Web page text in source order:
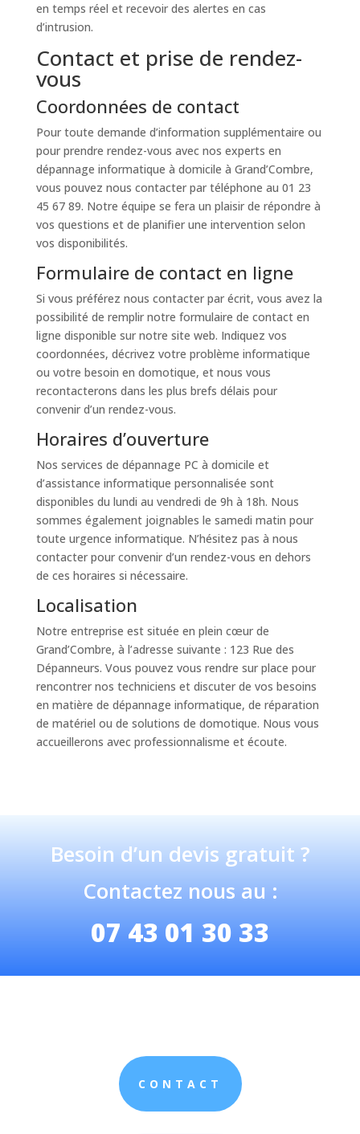
en temps réel et recevoir des alertes en cas
d’intrusion.
Contact et prise de rendez-
vous
Coordonnées de contact
Pour toute demande d’information supplémentaire ou
pour prendre rendez-vous avec nos experts en
dépannage informatique à domicile à Grand’Combre,
vous pouvez nous contacter par téléphone au 01 23
45 67 89. Notre équipe se fera un plaisir de répondre à
vos questions et de planifier une intervention selon
vos disponibilités.
Formulaire de contact en ligne
Si vous préférez nous contacter par écrit, vous avez la
possibilité de remplir notre formulaire de contact en
ligne disponible sur notre site web. Indiquez vos
coordonnées, décrivez votre problème informatique
ou votre besoin en domotique, et nous vous
recontacterons dans les plus brefs délais pour
convenir d’un rendez-vous.
Horaires d’ouverture
Nos services de dépannage PC à domicile et
d’assistance informatique personnalisée sont
disponibles du lundi au vendredi de 9h à 18h. Nous
sommes également joignables le samedi matin pour
toute urgence informatique. N’hésitez pas à nous
contacter pour convenir d’un rendez-vous en dehors
de ces horaires si nécessaire.
Localisation
Notre entreprise est située en plein cœur de
Grand’Combre, à l’adresse suivante : 123 Rue des
Dépanneurs. Vous pouvez vous rendre sur place pour
rencontrer nos techniciens et discuter de vos besoins
en matière de dépannage informatique, de réparation
de matériel ou de solutions de domotique. Nous vous
accueillerons avec professionnalisme et écoute.
Besoin d’un devis gratuit ?
Contactez nous au :
07 43 01 30 33
CONTACT